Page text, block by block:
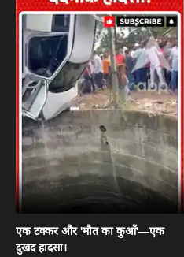
एक टक्कर और 'मौत का कुआँ'—एक
दुखद हादसा।